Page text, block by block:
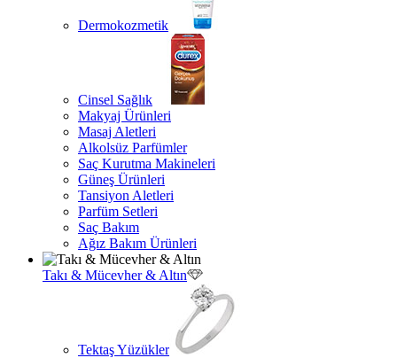
Dermokozmetik
Cinsel Sağlık
Makyaj Ürünleri
Masaj Aletleri
Alkolsüz Parfümler
Saç Kurutma Makineleri
Güneş Ürünleri
Tansiyon Aletleri
Parfüm Setleri
Saç Bakım
Ağız Bakım Ürünleri
Takı & Mücevher & Altın
Tektaş Yüzükler